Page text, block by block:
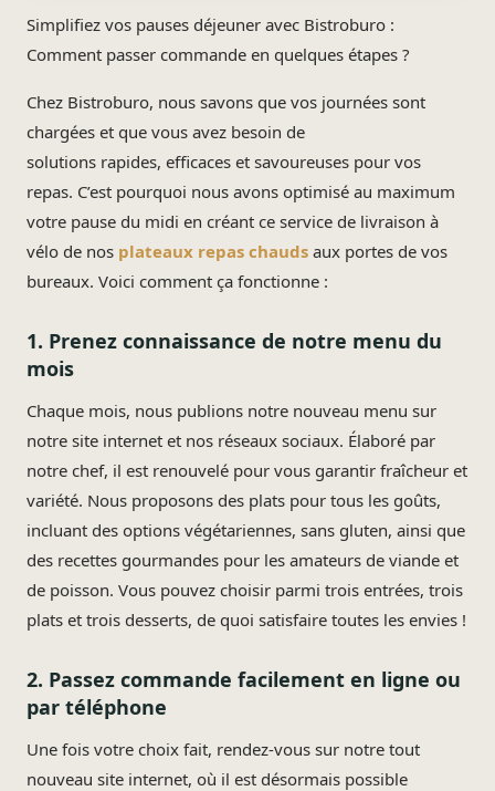
Simplifiez vos pauses déjeuner avec Bistroburo :
Comment passer commande en quelques étapes ?
Chez Bistroburo, nous savons que vos journées sont
chargées et que vous avez besoin de
solutions rapides, efficaces et savoureuses pour vos
repas. C’est pourquoi nous avons optimisé au maximum
votre pause du midi en créant ce service de livraison à
vélo de nos plateaux repas chauds aux portes de vos
bureaux. Voici comment ça fonctionne :
1. Prenez connaissance de notre menu du
mois
Chaque mois, nous publions notre nouveau menu sur
notre site internet et nos réseaux sociaux. Élaboré par
notre chef, il est renouvelé pour vous garantir fraîcheur et
variété. Nous proposons des plats pour tous les goûts,
incluant des options végétariennes, sans gluten, ainsi que
des recettes gourmandes pour les amateurs de viande et
de poisson. Vous pouvez choisir parmi trois entrées, trois
plats et trois desserts, de quoi satisfaire toutes les envies !
2. Passez commande facilement en ligne ou
par téléphone
Une fois votre choix fait, rendez-vous sur notre tout
nouveau site internet, où il est désormais possible